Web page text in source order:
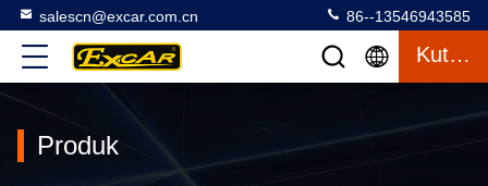
salescn@excar.com.cn 86--13546943585
Kutipan
Produk